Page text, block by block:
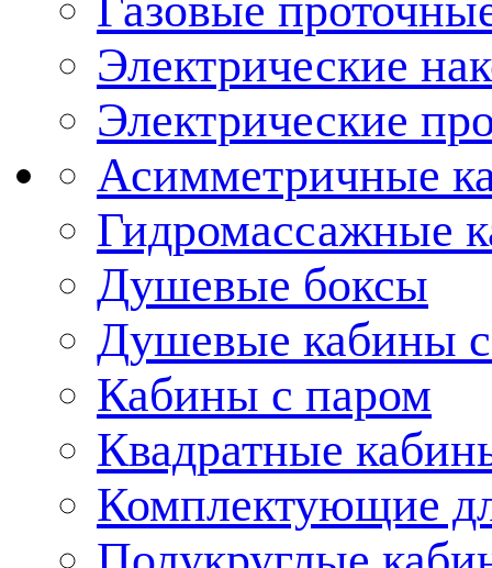
Электрические
Электрические
Асимметричные
Гидромассажные
Душевые боксы
Душевые кабины
Кабины с паром
Квадратные
Комплектующие